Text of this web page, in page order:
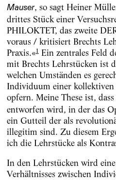
Mauser, so sagt Heiner
drittes Stück einer
PHILOKTET, das zweite
voraus / kritisiert Brechts
Praxis.«1Ein zentrales Feld
mit Brechts Lehrstücken ist
welchen Umständen es
Individuum einer
opfern. Meine These ist,
entworfen wird, in der das
ein Gutteil der als
illegitim sind. Zu diesem
ich die Lehrstücke als
In den Lehrstücken wird
Verhältnisses zwischen